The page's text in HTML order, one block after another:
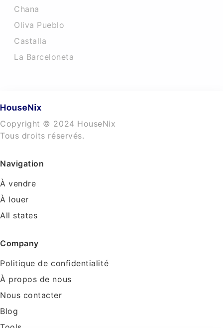
Chana
Oliva Pueblo
Castalla
La Barceloneta
Copyright © 2024 HouseNix
Tous droits réservés.
Navigation
À vendre
À louer
All states
Company
Politique de confidentialité
À propos de nous
Nous contacter
Blog